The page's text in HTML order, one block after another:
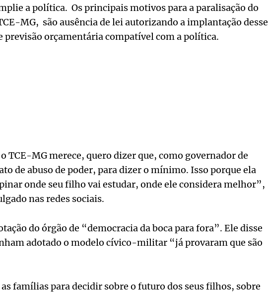
a política. Os principais motivos para a paralisação do
MG, são ausência de lei autorizando a implantação desse
previsão orçamentária compatível com a política.
TCE-MG merece, quero dizer que, como governador de
de abuso de poder, para dizer o mínimo. Isso porque ela
onde seu filho vai estudar, onde ele considera melhor”,
nas redes sociais.
do órgão de “democracia da boca para fora”. Ele disse
adotado o modelo cívico-militar “já provaram que são
famílias para decidir sobre o futuro dos seus filhos, sobre